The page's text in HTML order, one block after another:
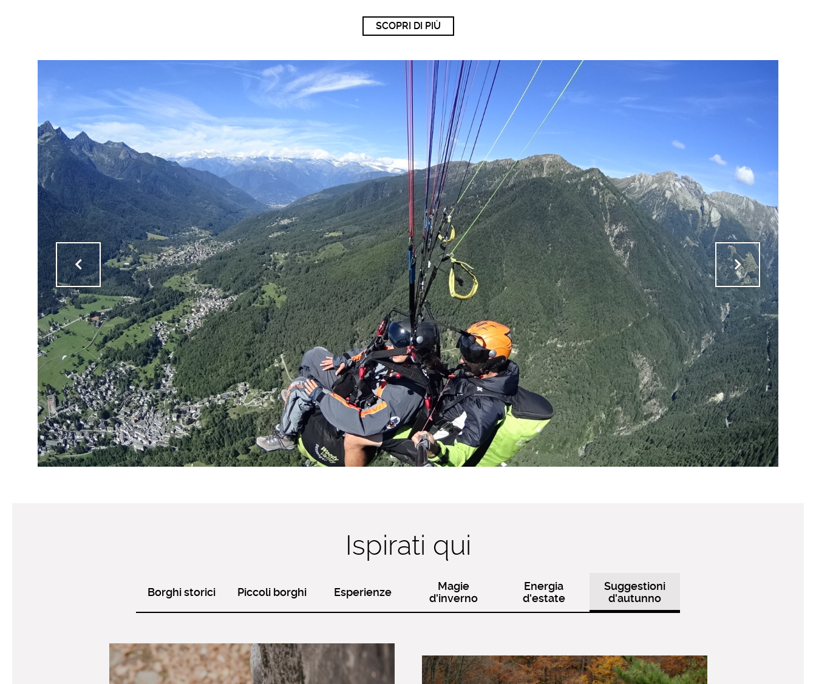
SCOPRI DI PIÙ
Ispirati qui
Borghi storici Piccoli borghi Esperienze
Magie
d'inverno
Energia
d'estate
Suggestioni
d'autunno